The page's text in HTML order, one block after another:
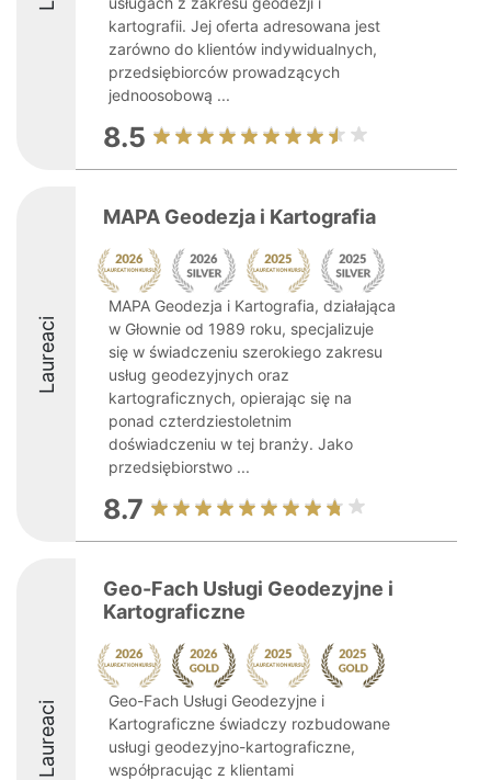
kartografii. Jej oferta adresowana jest
zarówno do klientów indywidualnych,
przedsiębiorców prowadzących
jednoosobową ...
8.5
Laureaci
MAPA Geodezja i Kartografia
MAPA Geodezja i Kartografia, działająca
w Głownie od 1989 roku, specjalizuje
się w świadczeniu szerokiego zakresu
usług geodezyjnych oraz
kartograficznych, opierając się na
ponad czterdziestoletnim
doświadczeniu w tej branży. Jako
przedsiębiorstwo ...
8.7
Laureaci
Geo-Fach Usługi Geodezyjne i
Kartograficzne
Geo-Fach Usługi Geodezyjne i
Kartograficzne świadczy rozbudowane
usługi geodezyjno-kartograficzne,
współpracując z klientami